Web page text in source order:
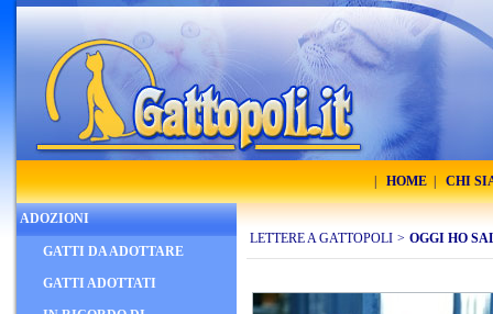
HOME CHI
ADOZIONI
GATTI DA ADOTTARE
GATTI ADOTTATI
LETTERE A GATTOPOLI > OGGI HO